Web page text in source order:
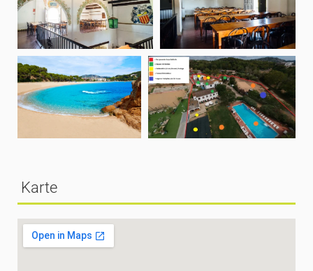
Karte